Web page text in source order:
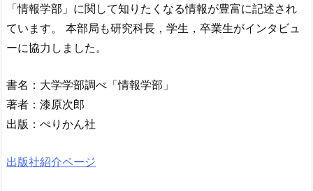
「情報学部」に関して知りたくなる情報が豊富に記述され
ています。 本部局も研究科長，学生，卒業生がインタビュ
ーに協力しました。
書名：大学学部調べ「情報学部」
著者：漆原次郎
出版：ぺりかん社
出版社紹介ページ